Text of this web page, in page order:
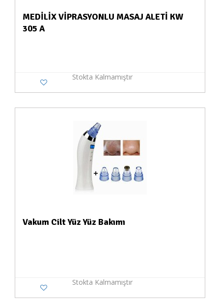
MEDİLİX VİPRASYONLU MASAJ ALETİ KW
305 A
Stokta Kalmamıştır
Vakum Cilt Yüz Yüz Bakımı
Stokta Kalmamıştır